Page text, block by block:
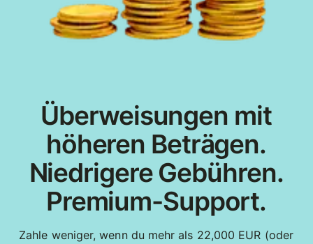
Überweisungen mit
höheren Beträgen.
Niedrigere Gebühren.
Premium-Support.
Zahle weniger, wenn du mehr als 22,000 EUR (oder